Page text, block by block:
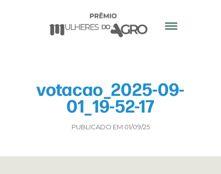
votacao_2025-09-
01_19-52-17
PUBLICADO EM 01/09/25